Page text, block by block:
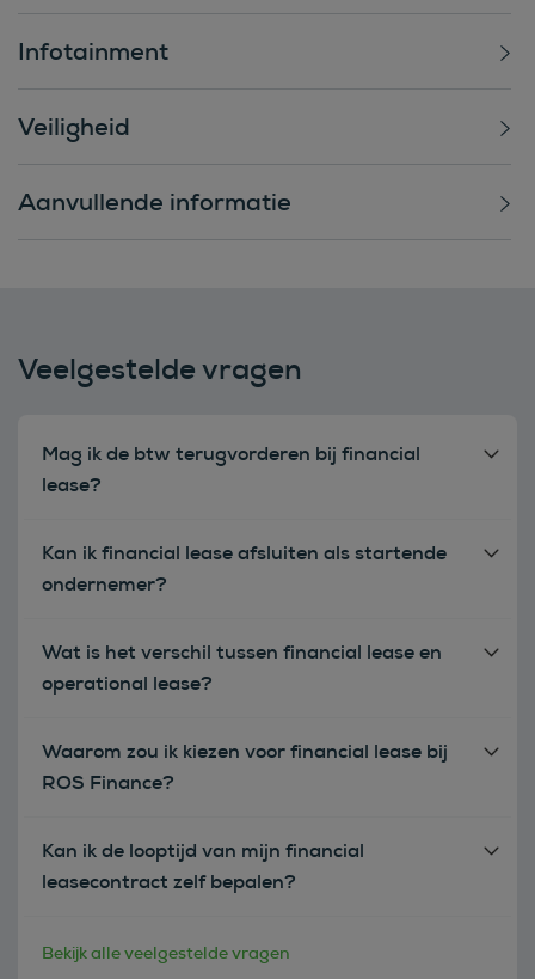
Infotainment
Veiligheid
Aanvullende informatie
Veelgestelde vragen
Mag ik de btw terugvorderen bij financial
lease?
Kan ik financial lease afsluiten als startende
ondernemer?
Wat is het verschil tussen financial lease en
operational lease?
Waarom zou ik kiezen voor financial lease bij
ROS Finance?
Kan ik de looptijd van mijn financial
leasecontract zelf bepalen?
Bekijk alle veelgestelde vragen